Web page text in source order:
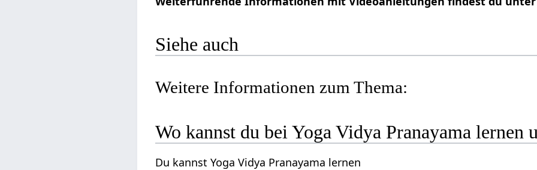
Siehe auch
Weitere Informationen zum Thema:
Wo kannst du bei Yoga Vidya Pranayama lernen
Du kannst Yoga Vidya Pranayama lernen